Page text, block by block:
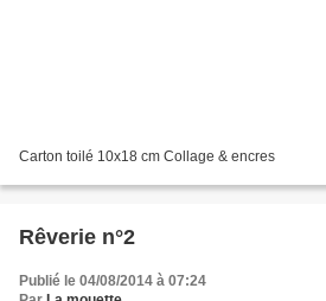
Carton toilé 10x18 cm Collage & encres
Rêverie n°2
Publié le 04/08/2014 à 07:24